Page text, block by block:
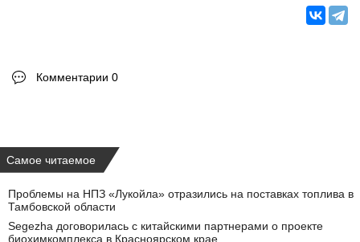
Комментарии 0
Самое читаемое
Проблемы на НПЗ «Лукойла» отразились на поставках топлива в
Тамбовской области
Segezha договорилась с китайскими партнерами о проекте
биохимкомплекса в Красноярском крае